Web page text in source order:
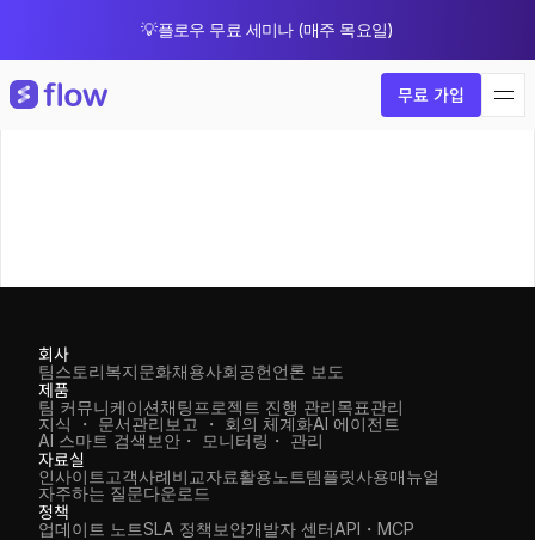
💡플로우 무료 세미나 (매주 목요일)
무료 가입
회사
팀스토리복지문화채용사회공헌언론 보도
제품
팀 커뮤니케이션채팅 프로젝트 진행 관리목표관리
지식 ・ 문서관리 보고 ・ 회의 체계화
AI 스마트 검색
AI 에이전트
보안・ 모니터링・ 관리
자료실
인사이트 고객사례비교자료활용노트템플릿사용매뉴얼
자주하는 질문다운로드
정책
업데이트 노트SLA 정책 보안개발자 센터API・MCP